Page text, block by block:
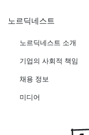
노르딕네스트
노르딕네스트 소개
기업의 사회적 책임
채용 정보
미디어